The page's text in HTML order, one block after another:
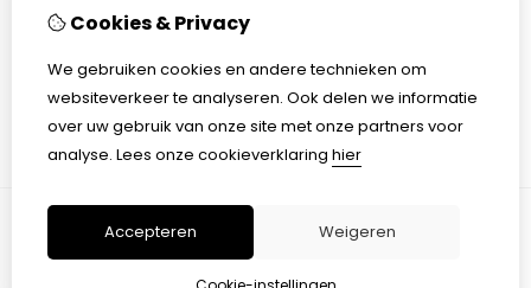
Aanbiedingen
Mijn account
Inloggen
Bestelhistorie
Verlanglijst
Nieuwsbrief
© Copyright 2026 |TSB
Cookies & Privacy
We gebruiken cookies en andere technieken om
websiteverkeer te analyseren. Ook delen we informatie
over uw gebruik van onze site met onze partners voor
analyse. Lees onze cookieverklaring hier
Accepteren Weigeren